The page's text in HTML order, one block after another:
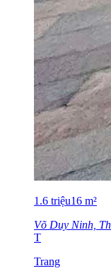
1.6 triệu16 m²
Võ Duy Ninh,
T
Trang